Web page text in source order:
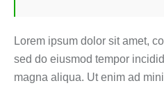
Lorem ipsum dolor sit amet,
sed do eiusmod tempor
magna aliqua. Ut enim ad